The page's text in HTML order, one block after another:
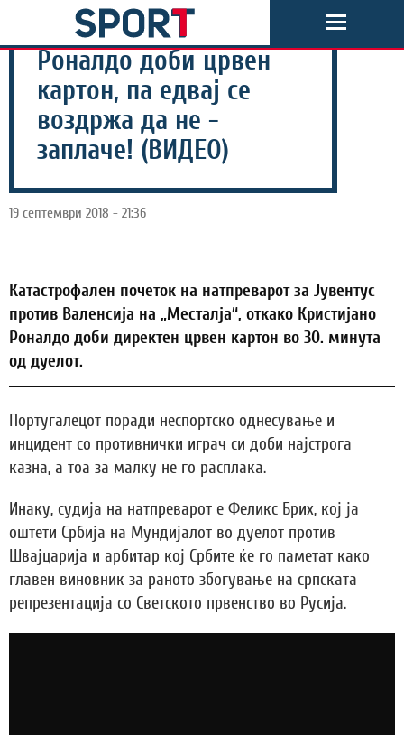
Роналдо доби црвен
картон, па едвај се
воздржа да не -
заплаче! (ВИДЕО)
19 септември 2018 - 21:36
Катастрофален почеток на натпреварот за Јувентус
против Валенсија на „Месталја“, откако Кристијано
Роналдо доби директен црвен картон во 30. минута
од дуелот.
Португалецот поради неспортско однесување и
инцидент со противнички играч си доби најстрога
казна, а тоа за малку не го расплака.
Инаку, судија на натпреварот е Феликс Брих, кој ја
оштети Србија на Мундијалот во дуелот против
Швајцарија и арбитар кој Србите ќе го паметат како
главен виновник за раното збогување на српската
репрезентација со Светското првенство во Русија.